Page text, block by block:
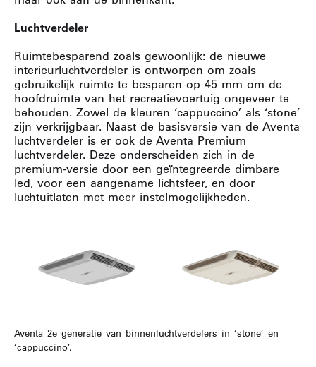
Luchtverdeler
Ruimtebesparend zoals gewoonlijk: de nieuwe
interieurluchtverdeler is ontworpen om zoals
gebruikelijk ruimte te besparen op 45 mm om de
hoofdruimte van het recreatievoertuig ongeveer te
behouden. Zowel de kleuren ‘cappuccino’ als ‘stone’
zijn verkrijgbaar. Naast de basisversie van de Aventa
luchtverdeler is er ook de Aventa Premium
luchtverdeler. Deze onderscheiden zich in de
premium-versie door een geïntegreerde dimbare
led, voor een aangename lichtsfeer, en door
luchtuitlaten met meer instelmogelijkheden.
Aventa 2e generatie van binnenluchtverdelers in ‘stone’ en
‘cappuccino’.